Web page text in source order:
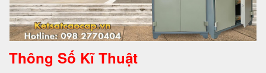
Thông Số Kĩ Thuật